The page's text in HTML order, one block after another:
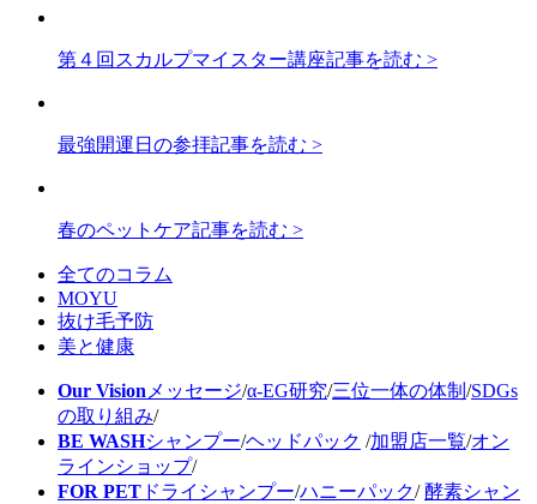
第４回スカルプマイスター講座記事を読む >
最強開運日の参拝記事を読む >
春のペットケア記事を読む >
全てのコラム
MOYU
抜け毛予防
美と健康
Our Visionメッセージ/α-EG研究/三位一体の体制 /SDGs
の取り組み/
BE WASHシャンプー/ヘッドパック /加盟店一覧/オン
ラインショップ/
FOR PET ドライシャンプー/ハニーパック/酵素シャン